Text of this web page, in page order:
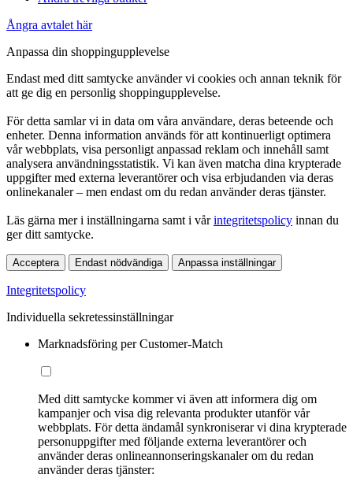
Ångra avtalet här
Anpassa din shoppingupplevelse
Endast med ditt samtycke använder vi cookies och annan teknik för
att ge dig en personlig shoppingupplevelse.
För detta samlar vi in data om våra användare, deras beteende och
enheter. Denna information används för att kontinuerligt optimera
vår webbplats, visa personligt anpassad reklam och innehåll samt
analysera användningsstatistik. Vi kan även matcha dina krypterade
uppgifter med externa leverantörer och visa erbjudanden via deras
onlinekanaler – men endast om du redan använder deras tjänster.
Läs gärna mer i inställningarna samt i vårintegritetspolicy innan du
ger ditt samtycke.
Acceptera Endast nödvändiga Anpassa inställningar
Integritetspolicy
Individuella sekretessinställningar
Marknadsföring per Customer-Match
Med ditt samtycke kommer vi även att informera dig om
kampanjer och visa dig relevanta produkter utanför vår
webbplats. För detta ändamål synkroniserar vi dina krypterade
personuppgifter med följande externa leverantörer och
använder deras onlineannonseringskanaler om du redan
använder deras tjänster: